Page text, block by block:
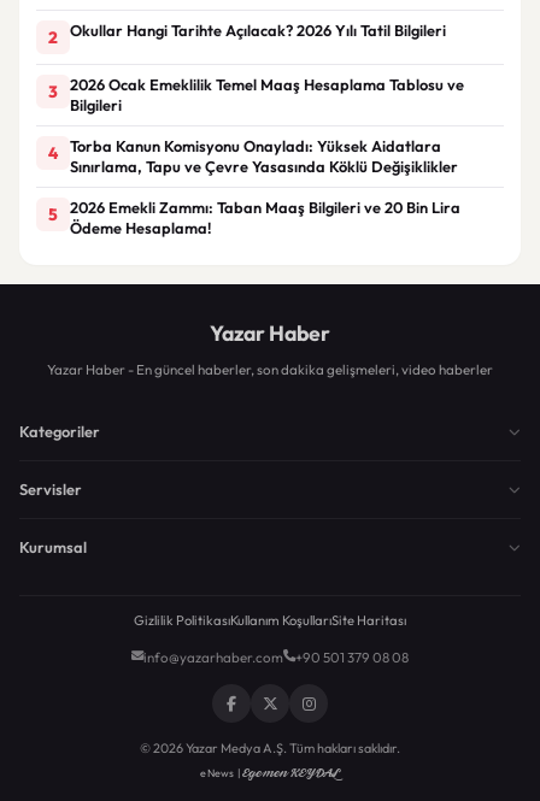
2 Okullar Hangi Tarihte Açılacak? 2026 Yılı Tatil Bilgileri
3
2026 Ocak Emeklilik Temel Maaş Hesaplama Tablosu ve
Bilgileri
4
Torba Kanun Komisyonu Onayladı: Yüksek Aidatlara
Sınırlama, Tapu ve Çevre Yasasında Köklü Değişiklikler
5
2026 Emekli Zammı: Taban Maaş Bilgileri ve 20 Bin Lira
Ödeme Hesaplama!
Yazar Haber
Yazar Haber - En güncel haberler, son dakika gelişmeleri, video haberler
Kategoriler
Servisler
Kurumsal
Gizlilik PolitikasıKullanım KoşullarıSite Haritası
info@yazarhaber.com +90 501 379 08 08
© 2026 Yazar Medya A.Ş. Tüm hakları saklıdır.
eNews |Egemen KEYDAL